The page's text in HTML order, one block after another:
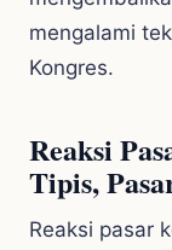
mengalami
Kongres.
Reaksi
Tipis,
Reaksi pasar